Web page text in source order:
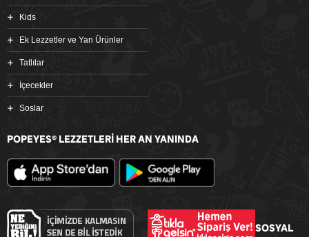
Kids
Ek Lezzetler ve Yan Ürünler
Tatlılar
İçecekler
Soslar
POPEYES® LEZZETLERİ HER AN YANINDA
SOSYAL